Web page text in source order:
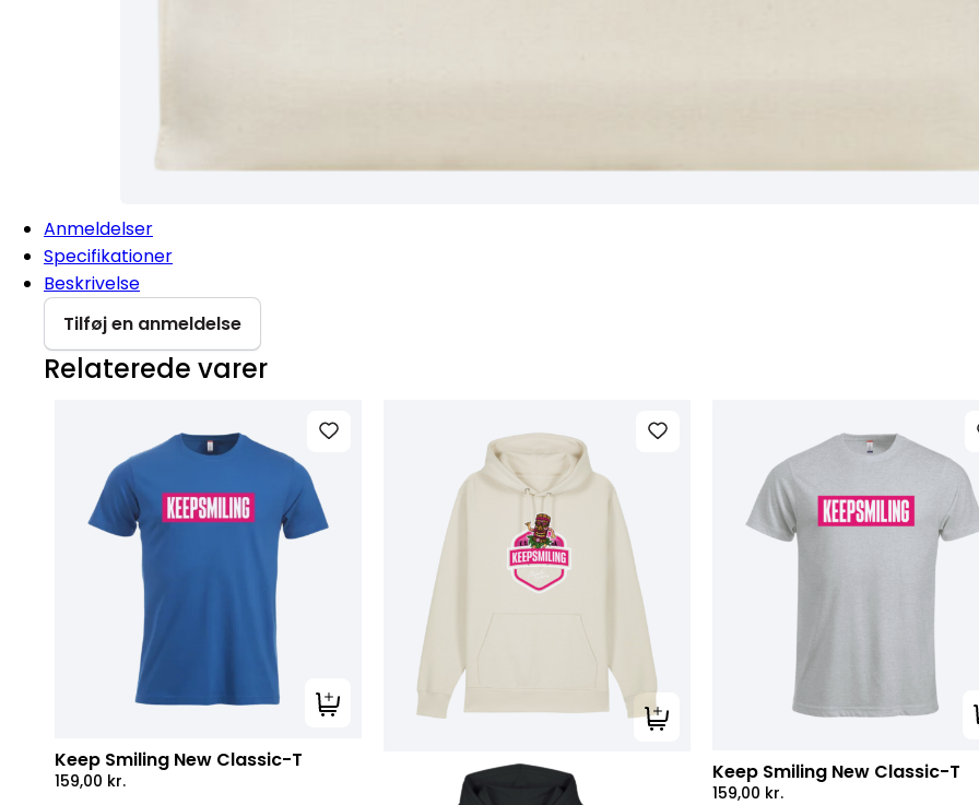
Anmeldelser
Specifikationer
Beskrivelse
Tilføj en anmeldelse
Relaterede varer
Tilføj til kurv
Keep Smiling New Classic-T
159,00 kr.
Tilføj til kurv
Keep Smiling New Classic-T
159,00 kr.